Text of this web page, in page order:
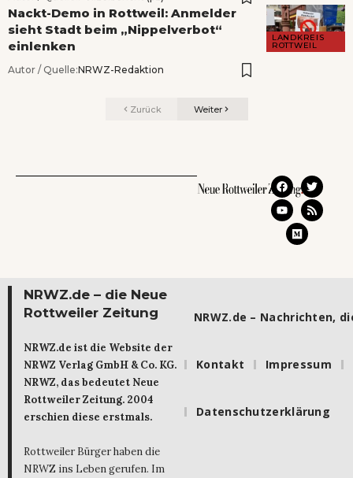
LANDKREIS
ROTTWEIL
Nackt-Demo in Rottweil: Anmelder
sieht Stadt beim „Nippelverbot“
einlenken
Autor / Quelle:NRWZ-Redaktion
Zurück Weiter
NRWZ.de – die Neue
Rottweiler Zeitung
NRWZ.de ist die Website der
NRWZ Verlag GmbH & Co. KG.
NRWZ, das bedeutet Neue
Rottweiler Zeitung. 2004
erschien diese erstmals.
Rottweiler Bürger haben die
NRWZ ins Leben gerufen. Im
NRWZ.de – Nachrichten,
Kontakt Impressum
Datenschutzerklärung